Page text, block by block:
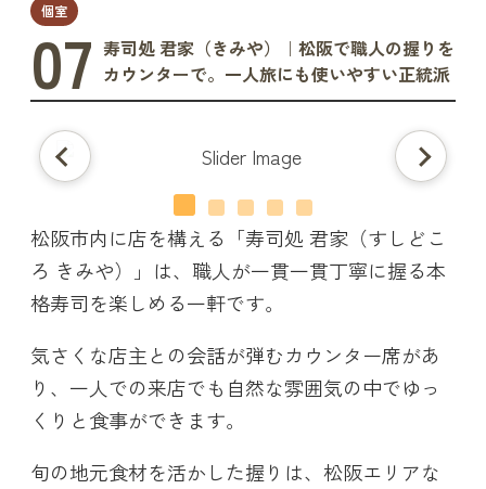
個室
07 寿司処 君家（きみや）｜松阪で職人の握りを
カウンターで。一人旅にも使いやすい正統派
松阪市内に店を構える「寿司処 君家（すしどこ
ろ きみや）」は、職人が一貫一貫丁寧に握る本
格寿司を楽しめる一軒です。
気さくな店主との会話が弾むカウンター席があ
り、一人での来店でも自然な雰囲気の中でゆっ
くりと食事ができます。
旬の地元食材を活かした握りは、松阪エリアな